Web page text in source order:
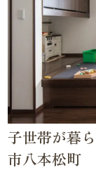
子世帯が暮
市八本松町